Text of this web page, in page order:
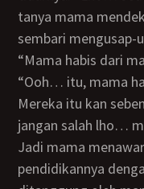
tanya mama
sembari mengusap-
“Mama habis dari
“Ooh… itu, mama habis ngobrol dengan Ida dan Tati.
Mereka itu kan
jangan salah lho…
Jadi mama
pendidikannya